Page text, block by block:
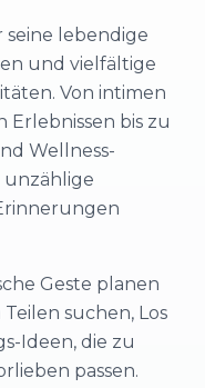
seine lebendige
und vielfältige
Von intimen
bis zu
Wellness-
Geste planen
suchen, Los
Ideen, die zu
passen.